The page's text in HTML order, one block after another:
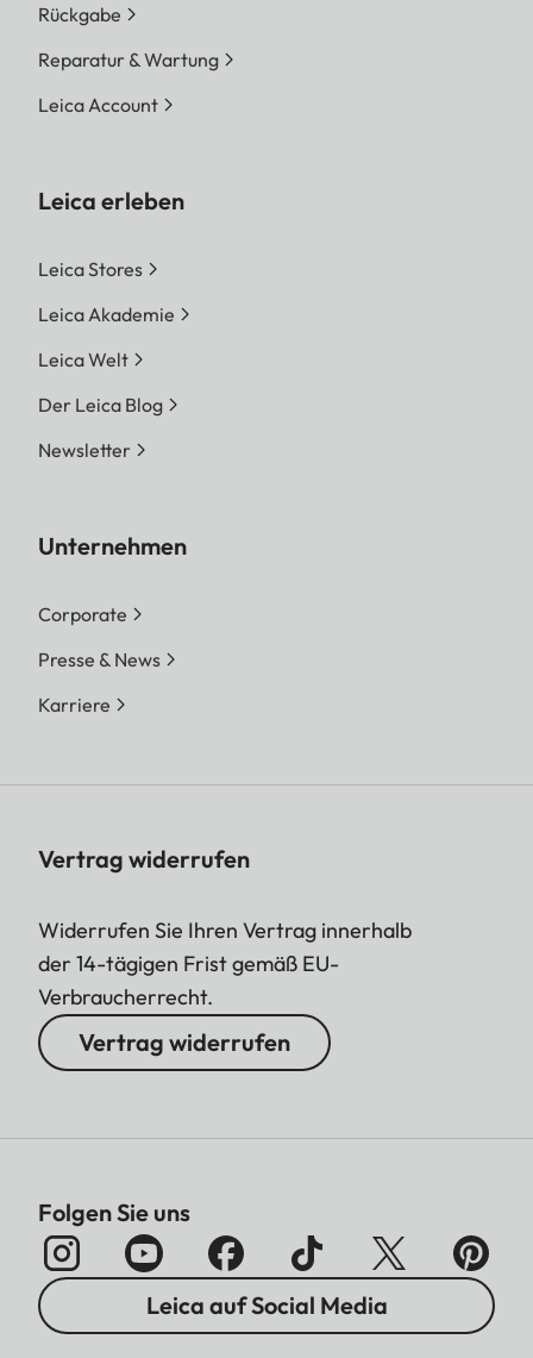
Rückgabe
Reparatur & Wartung
Leica Account
Leica erleben
Leica Stores
Leica Akademie
Leica Welt
Der Leica Blog
Newsletter
Unternehmen
Corporate
Presse & News
Karriere
Vertrag widerrufen
Widerrufen Sie Ihren Vertrag innerhalb
der 14-tägigen Frist gemäß EU-
Verbraucherrecht.
Vertrag widerrufen
Folgen Sie uns
Leica auf Social Media